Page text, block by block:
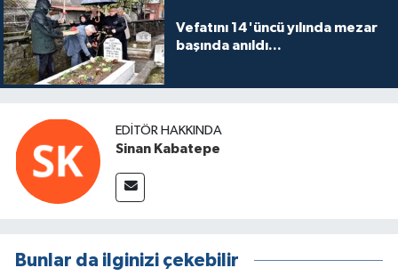
Vefatını 14'üncü yılında mezar
başında anıldı...
EDITÖR HAKKINDA
Sinan Kabatepe
Bunlar da ilginizi çekebilir